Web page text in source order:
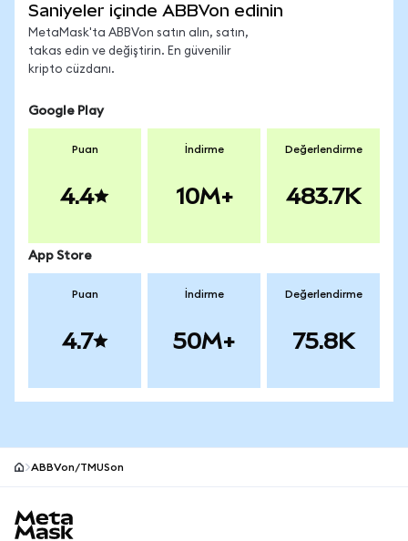
Saniyeler içinde ABBVon edinin
MetaMask'ta ABBVon satın alın, satın,
takas edin ve değiştirin. En güvenilir
kripto cüzdanı.
Google Play
Puan
4.4
İndirme
10M+
Değerlendirme
483.7K
App Store
Puan
4.7
İndirme
50M+
Değerlendirme
75.8K
ABBVon/TMUSon